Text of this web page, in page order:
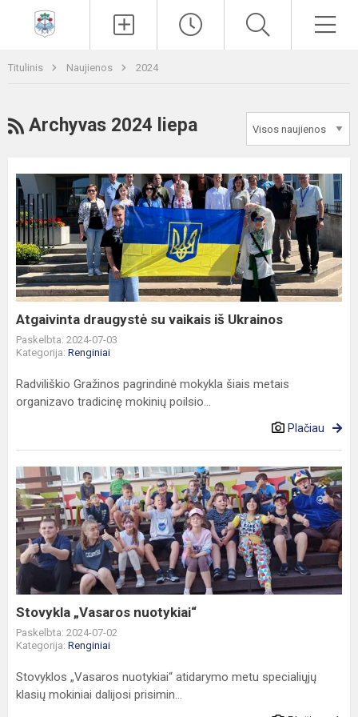
Titulinis Naujienos 2024
RSS
Archyvas 2024 liepa
Atgaivinta
draugystė
su
vaikais
iš
Ukrainos
Atgaivinta draugystė su vaikais iš Ukrainos
Paskelbta: 2024-07-03
Kategorija: Renginiai
Radviliškio Gražinos pagrindinė mokykla šiais metais
organizavo tradicinę mokinių poilsio...
Plačiau
Stovykla
„Vasaros
nuotykiai“
Stovykla „Vasaros nuotykiai“
Paskelbta: 2024-07-02
Kategorija: Renginiai
Stovyklos „Vasaros nuotykiai“ atidarymo metu specialiųjų
klasių mokiniai dalijosi prisimin...